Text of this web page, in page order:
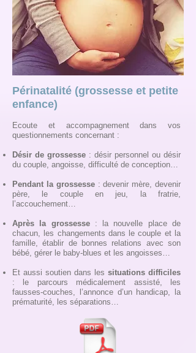
Périnatalité (grossesse et petite
enfance)
Ecoute et accompagnement dans vos
questionnements concernant :
Désir de grossesse : désir personnel ou désir
du couple, angoisse, difficulté de conception…
Pendant la grossesse: devenir mère, devenir
père, le couple en jeu, la fratrie,
l’accouchement…
Après la grossesse: la nouvelle place de
chacun, les changements dans le couple et la
famille, établir de bonnes relations avec son
bébé, gérer le baby-blues et les angoisses…
Et aussi soutien dans les situations difficiles
: le parcours médicalement assisté, les
fausses-couches, l’annonce d’un handicap, la
prématurité, les séparations…